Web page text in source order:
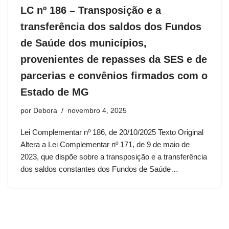
LC nº 186 – Transposição e a
transferência dos saldos dos Fundos
de Saúde dos municípios,
provenientes de repasses da SES e de
parcerias e convênios firmados com o
Estado de MG
por Debora novembro 4, 2025
Lei Complementar nº 186, de 20/10/2025 Texto Original
Altera a Lei Complementar nº 171, de 9 de maio de
2023, que dispõe sobre a transposição e a transferência
dos saldos constantes dos Fundos de Saúde…